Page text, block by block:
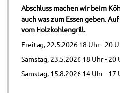
Abschluss machen wir beim
auch was zum Essen geben.Auf
vom Holzkohlengrill.
Freitag, 22.5.2026 18 Uhr - 20
Samstag, 23.5.2026 18 Uhr - 20
Samstag, 15.8.2026 14 Uhr - 17